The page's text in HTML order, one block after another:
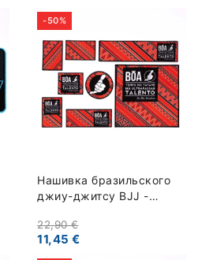
-50%
Нашивка бразильского
джиу-джитсу BJJ -
22,90 €
11,45 €